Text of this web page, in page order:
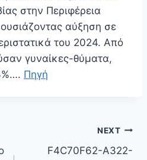
στην Περιφέρεια
αύξηση σε
του 2024. Από
γυναίκες-θύματα,
Πηγή
NEXT
F4C70F62-A322-